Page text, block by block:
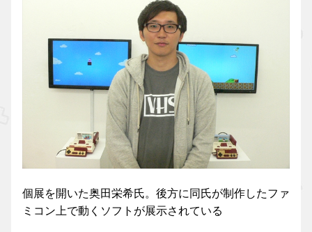
個展を開いた奥田栄希氏。後方に同氏が制作したファ
ミコン上で動くソフトが展示されている